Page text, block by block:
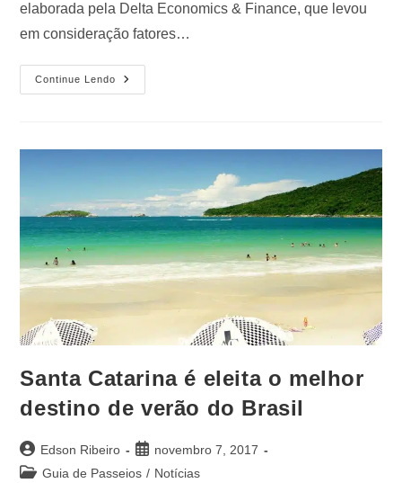
elaborada pela Delta Economics & Finance, que levou
em consideração fatores…
Continue Lendo
Santa Catarina é eleita o melhor
destino de verão do Brasil
Edson Ribeiro
novembro 7, 2017
Guia de Passeios / Notícias